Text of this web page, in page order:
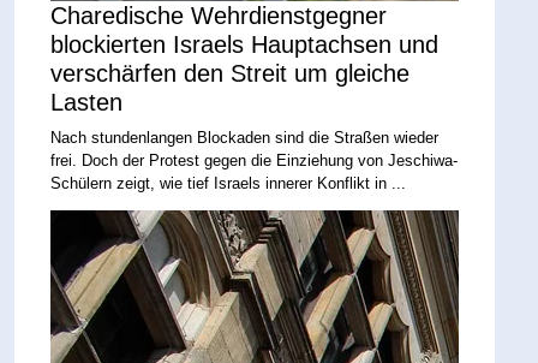
Charedische Wehrdienstgegner
blockierten Israels Hauptachsen und
verschärfen den Streit um gleiche
Lasten
Nach stundenlangen Blockaden sind die Straßen wieder
frei. Doch der Protest gegen die Einziehung von Jeschiwa-
Schülern zeigt, wie tief Israels innerer Konflikt in ...